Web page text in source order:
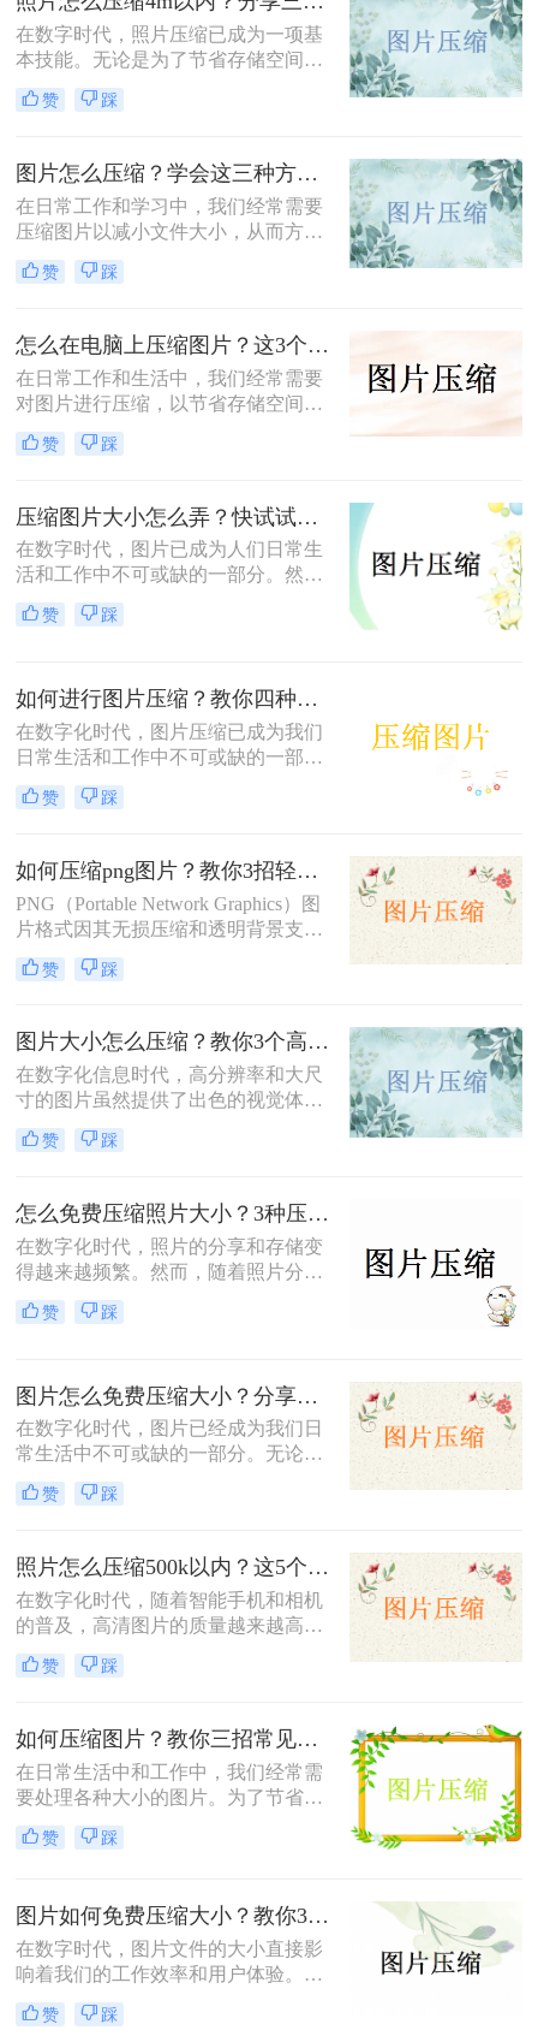
在数字时代，照片压缩已成为一项基
本技能。无论是为了节省存储空间，
还是为了加快网页加载速度，将照片
压缩到指定大小都是非常有必要的。
介绍三种常用的照片压缩方法。
赞 踩
图片怎么压缩？学会这三种方法轻松完成压缩！
在日常工作和学习中，我们经常需要
压缩图片以减小文件大小，从而方便
上传、分享或存储。那么图片怎么压
缩呢？本文将介绍三种常用的图片压
赞 踩
怎么在电脑上压缩图片？这3个压缩方法分享！
在日常工作和生活中，我们经常需要
对图片进行压缩，以节省存储空间或
加快图片上传速度。那么怎么在电脑
上压缩图片呢？本文将介绍三种在电
赞 踩
压缩图片大小怎么弄？快试试这3个压缩方法！
在数字时代，图片已成为人们日常生
活和工作中不可或缺的一部分。然
而，有时我们遇到的图片文件过大，
不仅占用存储空间，还影响上传和分
方法，帮助用户轻松解决图片大小问
题。
赞 踩
如何进行图片压缩？教你四种实用方法！
在数字化时代，图片压缩已成为我们
日常生活和工作中不可或缺的一部
分。无论是为了节省存储空间，还是
为了加快图片在网络上的传输速度，
进行图片压缩呢？本文将为您介绍四
种实用的图片压缩方法。
赞 踩
如何压缩png图片？教你3招轻松压缩！
PNG（Portable Network Graphics）图
片格式因其无损压缩和透明背景支持
而广受欢迎，但有时候文件大小可能
会过大，影响网页加载速度或文件传
本文将介绍三种压缩PNG图片的方
法，旨在帮助你在保持图像质量的前
提下减小文件大小。
赞 踩
图片大小怎么压缩？教你3个高效压缩方法！
在数字化信息时代，高分辨率和大尺
寸的图片虽然提供了出色的视觉体
验，但也带来了存储空间占用过多、
网页加载速度慢以及文件传输效率低
图片大小压缩的方法变得尤为重要。
那么图片大小怎么压缩呢？本文将介
绍三种实用且高效的图片压缩方法。
赞 踩
怎么免费压缩照片大小？3种压缩方法推荐！
在数字化时代，照片的分享和存储变
得越来越频繁。然而，随着照片分辨
率的提高，文件大小也随之增加，这
不仅占据了大量存储空间，还在上传
能节省存储空间又能保证照片质量，
成为了一项重要的技能。本文将介绍
三种实用且高效的免费照片压缩方
项。
赞 踩
图片怎么免费压缩大小？分享三种高效压缩方法！
在数字化时代，图片已经成为我们日
常生活中不可或缺的一部分。无论是
社交媒体的分享、网站的建设，还是
个人的照片保存，图片的使用频率都
片数量不断增加，图片的大小也在不
断膨胀，导致存储空间不足、上传速
度慢以及加载时间延长等一系列问
题。因此，掌握图片怎么免费压缩大
小，既能节省存储空间又能保证图片
质量，成为了一项重要的技能。本文
缩方法。
赞 踩
照片怎么压缩500k以内？这5个压缩方法推荐给你！
在数字化时代，随着智能手机和相机
的普及，高清图片的质量越来越高，
但这也导致了单张图片的文件大小动
辄数兆字节（MB），给存储、传输
件附件限制、社交媒体上传要求或网
页加载速度优化的需求，将照片压缩
至500K以内成为了许多用户迫切需要
掌握的一项技能。那么照片怎么压缩
500k以内呢？本文将详细介绍五种简
单易行的照片压缩方法，帮助您轻松
赞 踩
如何压缩图片？教你三招常见压缩方法！
在日常生活中和工作中，我们经常需
要处理各种大小的图片。为了节省存
储空间、加快文件传输速度或优化网
页加载性能，压缩图片成为了一项必
赞 踩
图片如何免费压缩大小？教你3个压缩图片的好方法！
在数字时代，图片文件的大小直接影
响着我们的工作效率和用户体验。无
论是为了加快网页加载速度、适应特
定平台的上传要求还是节省存储空
赞 踩